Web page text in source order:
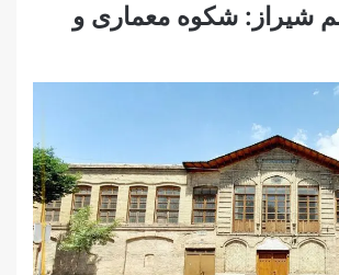
شیراز: شکوه معماری و